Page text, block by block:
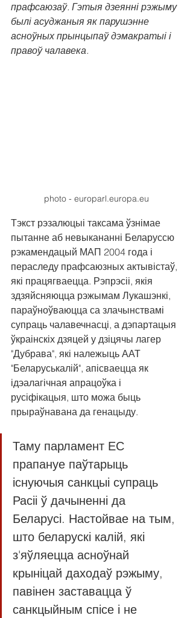
прафсаюзаў. Гэтыя дзеянні рэжыму
былі асуджаныя як парушэнне
асноўных прынцыпаў дэмакратыі і
правоў чалавека.
photo - europarl.europa.eu
Тэкст рэзалюцыі таксама ўзнімае
пытанне аб невыкананні Беларуссю
рэкамендацый МАП 2004 года і
пераследу прафсаюзных актывістаў,
які працягваецца. Рэпрэсіі, якія
здзяйсняюцца рэжымам Лукашэнкі,
параўноўваюцца са злачынствамі
супраць чалавечнасці, а дэпартацыя
ўкраінскіх дзяцей у дзіцячы лагер
"Дубрава", які належыць ААТ
"Беларуськалій", апісваецца як
ідэалагічная апрацоўка і
русіфікацыя, што можа быць
прыраўнавана да генацыду.
Таму парламент ЕС
прапануе паўтарыць
існуючыя санкцыі супраць
Расіі ў дачыненні да
Беларусі. Настойвае на тым,
што беларускі калій, які
з'яўляецца асноўнай
крыніцай даходаў рэжыму,
павінен заставацца ў
санкцыйным спісе і не